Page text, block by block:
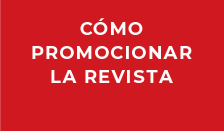
CÓMO
PROMOCIONAR
LA REVISTA